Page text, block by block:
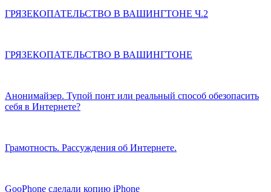
ГРЯЗЕКОПАТЕЛЬСТВО В ВАШИНГТОНЕ Ч.2
ГРЯЗЕКОПАТЕЛЬСТВО В ВАШИНГТОНЕ
Анонимайзер. Тупой понт или реальный способ обезопасить
себя в Интернете?
Грамотность. Рассуждения об Интернете.
GooPhone сделали копию iPhone